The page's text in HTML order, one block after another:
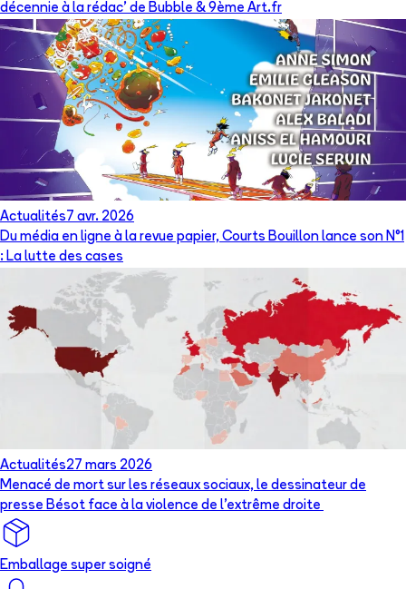
décennie à la rédac’ de Bubble & 9ème Art.fr
Actualités 7 avr. 2026
Du média en ligne à la revue papier, Courts Bouillon lance son N°1
: La lutte des cases
Actualités27 mars 2026
Menacé de mort sur les réseaux sociaux, le dessinateur de
presse Bésot face à la violence de l’extrême droite
Emballage super soigné